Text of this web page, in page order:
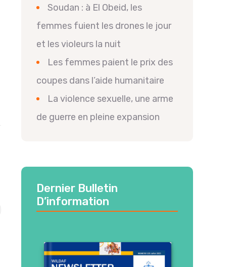
Soudan : à El Obeid, les
femmes fuient les drones le jour
et les violeurs la nuit
Les femmes paient le prix des
coupes dans l’aide humanitaire
La violence sexuelle, une arme
de guerre en pleine expansion
Dernier Bulletin
D’information